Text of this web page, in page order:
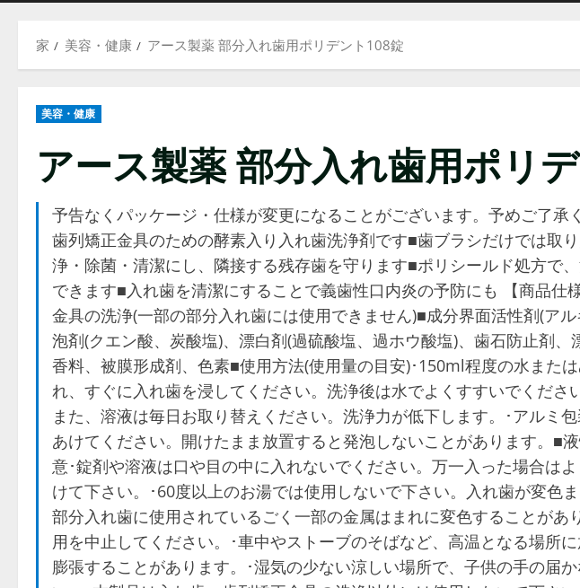
家 美容・健康 アース製薬 部分入れ歯用ポリデント108錠
美容・健康
アース製薬 部分入れ歯用ポリ
予告なくパッケージ・仕様が変更になることがございます。予めご了承
歯列矯正金具のための酵素入り入れ歯洗浄剤です■歯ブラシだけでは取
浄・除菌・清潔にし、隣接する残存歯を守ります■ポリシールド処方で
できます■入れ歯を清潔にすることで義歯性口内炎の予防にも 【商品仕
金具の洗浄(一部の部分入れ歯には使用できません)■成分界面活性剤(ア
泡剤(クエン酸、炭酸塩)、漂白剤(過硫酸塩、過ホウ酸塩)、歯石防止剤、
香料、被膜形成剤、色素■使用方法(使用量の目安)･150ml程度の水また
れ、すぐに入れ歯を浸してください。洗浄後は水でよくすすいでくださ
また、溶液は毎日お取り替えください。洗浄力が低下します。･アルミ
あけてください。開けたまま放置すると発泡しないことがあります。■
意･錠剤や溶液は口や目の中に入れないでください。万一入った場合は
けて下さい。･60度以上のお湯では使用しないで下さい。入れ歯が変色
部分入れ歯に使用されているごく一部の金属はまれに変色することがあ
用を中止してください。･車中やストーブのそばなど、高温となる場所
膨張することがあります。･湿気の少ない涼しい場所で、子供の手の届